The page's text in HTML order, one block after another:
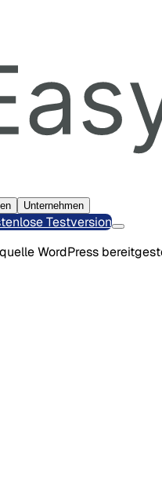
Unternehmen
Testversion
WordPress